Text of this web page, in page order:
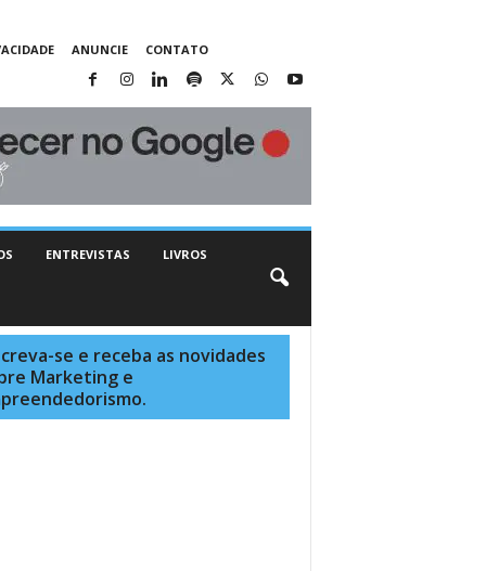
ANUNCIE CONTATO
ENTREVISTAS LIVROS
se e receba as novidades
Marketing e